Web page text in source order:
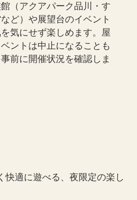
（アクアパーク品川・す
ど）や展望台のイベント
気にせず楽しめます。屋
ントは中止になることも
前に開催状況を確認しま
快適に遊べる、夜限定の楽し